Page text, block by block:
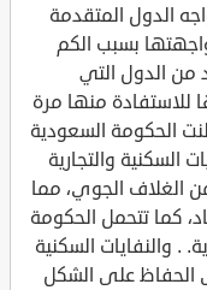
الدول المتقدمة
بسبب الكم
من الدول التي
للاستفادة منها مرة
الحكومة السعودية
السكنية والتجارية
من الغلاف الجوي، مما
كما تتحمل الحكومة
. والنفايات السكنية
الحفاظ على الشكل